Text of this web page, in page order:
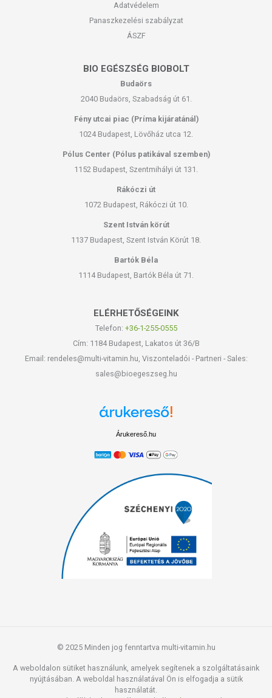
Adatvédelem
Panaszkezelési szabályzat
ÁSZF
BIO EGÉSZSÉG BIOBOLT
Budaörs
2040 Budaörs, Szabadság út 61.
Fény utcai piac (Príma kijáratánál)
1024 Budapest, Lövőház utca 12.
Pólus Center (Pólus patikával szemben)
1152 Budapest, Szentmihályi út 131.
Rákóczi út
1072 Budapest, Rákóczi út 10.
Szent István körút
1137 Budapest, Szent István Körút 18.
Bartók Béla
1114 Budapest, Bartók Béla út 71.
ELÉRHETŐSÉGEINK
Telefon: +36-1-255-0555
Cím: 1184 Budapest, Lakatos út 36/B
Email: rendeles@multi-vitamin.hu, Viszonteladói - Partneri - Sales:
sales@bioegeszseg.hu
Árukereső.hu
© 2025 Minden jog fenntartva multi-vitamin.hu
A weboldalon sütiket használunk, amelyek segítenek a szolgáltatásaink
nyújtásában. A weboldal használatával Ön is elfogadja a sütik
használatát.